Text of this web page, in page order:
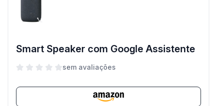
Smart Speaker com Google Assistente
sem avaliações